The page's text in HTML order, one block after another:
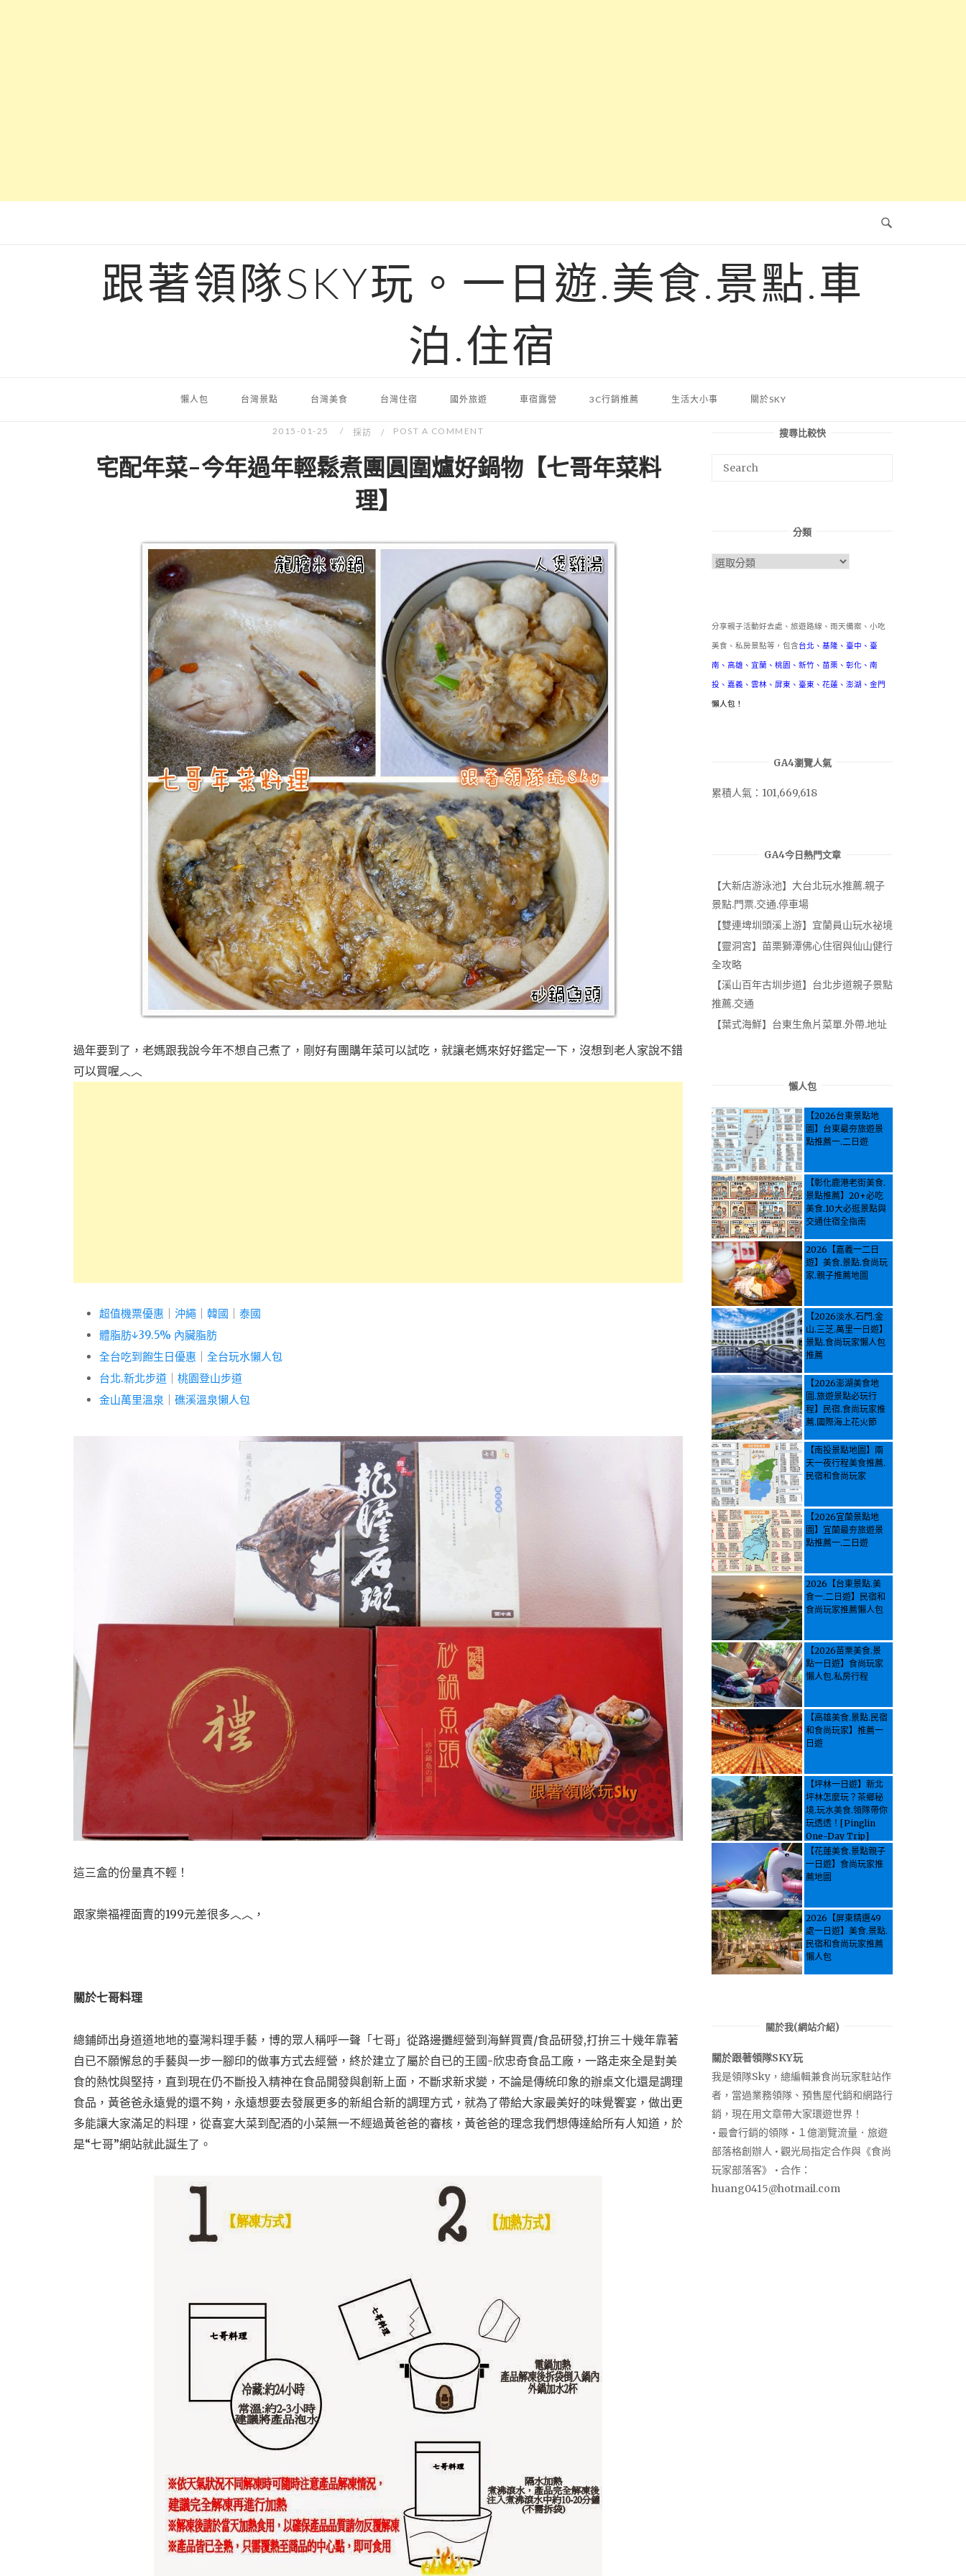
跟著領隊SKY玩。一日遊.美食.景點.車
泊.住宿
懶人包 台灣景點 台灣美食 台灣住宿 國外旅遊 車宿露營 3C行銷推薦 生活大小事 關於SKY
2015-01-25 採訪 POST A COMMENT
宅配年菜-今年過年輕鬆煮團圓圍爐好鍋物【七哥年菜料
理】
過年要到了，老媽跟我說今年不想自己煮了，剛好有團購年菜可以試吃，就讓老媽來好好鑑定一下，沒想到老人家說不錯
可以買喔︿︿
超值機票優惠 沖繩 韓國
泰國
體脂肪↓39.5% 內臟脂肪
全台吃到飽生日優惠
全台玩水懶人包
台北.新北步道
桃園登山步道
金山萬里溫泉
礁溪溫泉懶人包
這三盒的份量真不輕！
跟家樂福裡面賣的199元差很多︿︿，
關於七哥料理
總鋪師出身道道地地的臺灣料理手藝，博的眾人稱呼一聲「七哥」從路邊攤經營到海鮮買賣/食品研發,打拚三十幾年靠著
自已不願懈怠的手藝與一步一腳印的做事方式去經營，終於建立了屬於自已的王國-欣忠奇食品工廠，一路走來全是對美
食的熱忱與堅持，直到現在仍不斷投入精神在食品開發與創新上面，不斷求新求變，不論是傳統印象的辦桌文化還是調理
食品，黃爸爸永遠覺的還不夠，永遠想要去發展更多的新組合新的調理方式，就為了帶給大家最美好的味覺饗宴，做出更
多能讓大家滿足的料理，從喜宴大菜到配酒的小菜無一不經過黃爸爸的審核，黃爸爸的理念我們想傳達給所有人知道，於
是“七哥”網站就此誕生了。
搜尋比較快
分類
分
分享親子活動好去處、旅遊路線、雨天備案、小吃
美食、私房景點等，包含台北 、 基隆 、 臺中 、 臺
南 、 高雄 、 宜蘭 、 桃園 、 新竹 、 苗栗 、 彰化 、 南
投 、 嘉義 、 雲林 、 屏東 、 臺東 、 花蓮 、 澎湖 、 金門
懶人包！
GA4瀏覽人氣
累積人氣：101,669,618
GA4今日熱門文章
【大新店游泳池】大台北玩水推薦.親子
景點.門票.交通.停車場
【雙連埤圳頭溪上游】宜蘭員山玩水祕境
【靈洞宮】苗栗獅潭佛心住宿與仙山健行
全攻略
【溪山百年古圳步道】台北步道親子景點
推薦.交通
【葉式海鮮】台東生魚片菜單.外帶.地址
懶人包
【2026台東景點地
圖】台東最夯旅遊景
點推薦一.二日遊
【彰化鹿港老街美食.
景點推薦】20+必吃
美食.10大必逛景點與
交通住宿全指南
2026【嘉義一二日
遊】美食.景點.食尚玩
家.親子推薦地圖
【2026淡水.石門.金
山.三芝.萬里一日遊】
景點.食尚玩家懶人包
推薦
【2026澎湖美食地
圖.旅遊景點必玩行
程】民宿.食尚玩家推
薦.國際海上花火節
【南投景點地圖】兩
天一夜行程美食推薦.
民宿和食尚玩家
【2026宜蘭景點地
圖】宜蘭最夯旅遊景
點推薦一.二日遊
2026【台東景點.美
食一.二日遊】民宿和
食尚玩家推薦懶人包
【2026苗栗美食.景
點一日遊】食尚玩家
懶人包.私房行程
【高雄美食.景點.民宿
和食尚玩家】推薦一
日遊
【坪林一日遊】新北
坪林怎麼玩？茶鄉秘
境.玩水美食.領隊帶你
玩透透！[Pinglin
One-Day Trip]
How to explore
Pinglin, New
Taipei? Tea Village
Let the guide take
you through it all!
【花蓮美食.景點親子
一日遊】食尚玩家推
薦地圖
2026【屏東精選49
處一日遊】美食.景點.
民宿和食尚玩家推薦
懶人包
關於我(網站介紹)
關於跟著領隊SKY玩
我是領隊Sky，總編輯兼食尚玩家駐站作
者，當過業務領隊、預售屋代銷和網路行
銷，現在用文章帶大家環遊世界！
• 最會行銷的領隊 • １億瀏覽流量．旅遊
部落格創辦人 • 觀光局指定合作與《食尚
玩家部落客》 • 合作：
huang0415@hotmail.com